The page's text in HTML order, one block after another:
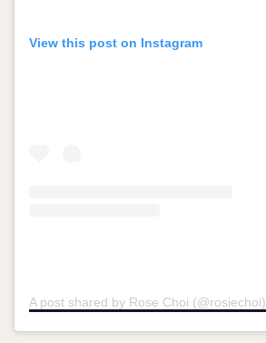
View this post on Instagram
A post shared by Rose Choi (@rosiechoi)